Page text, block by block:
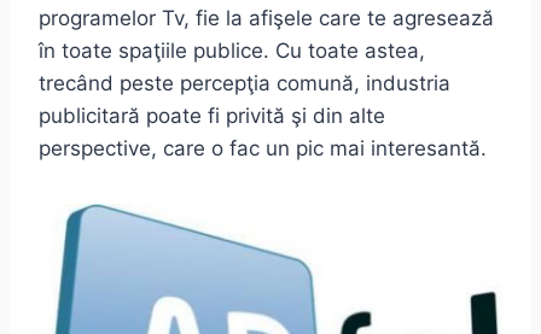
programelor Tv, fie la afişele care te agresează
în toate spaţiile publice. Cu toate astea,
trecând peste percepţia comună, industria
publicitară poate fi privită şi din alte
perspective, care o fac un pic mai interesantă.